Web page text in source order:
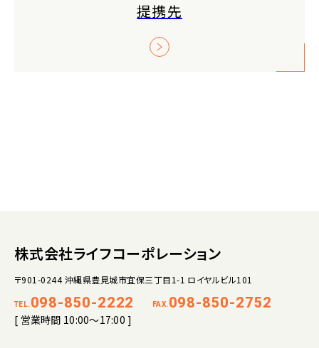
提携先
株式会社ライフコーポレーション
〒901-0244 沖縄県豊見城市宜保三丁目1-1 ロイヤルビル101
TEL. 098-850-2222 FAX. 098-850-2752
[ 営業時間 10:00～17:00 ]